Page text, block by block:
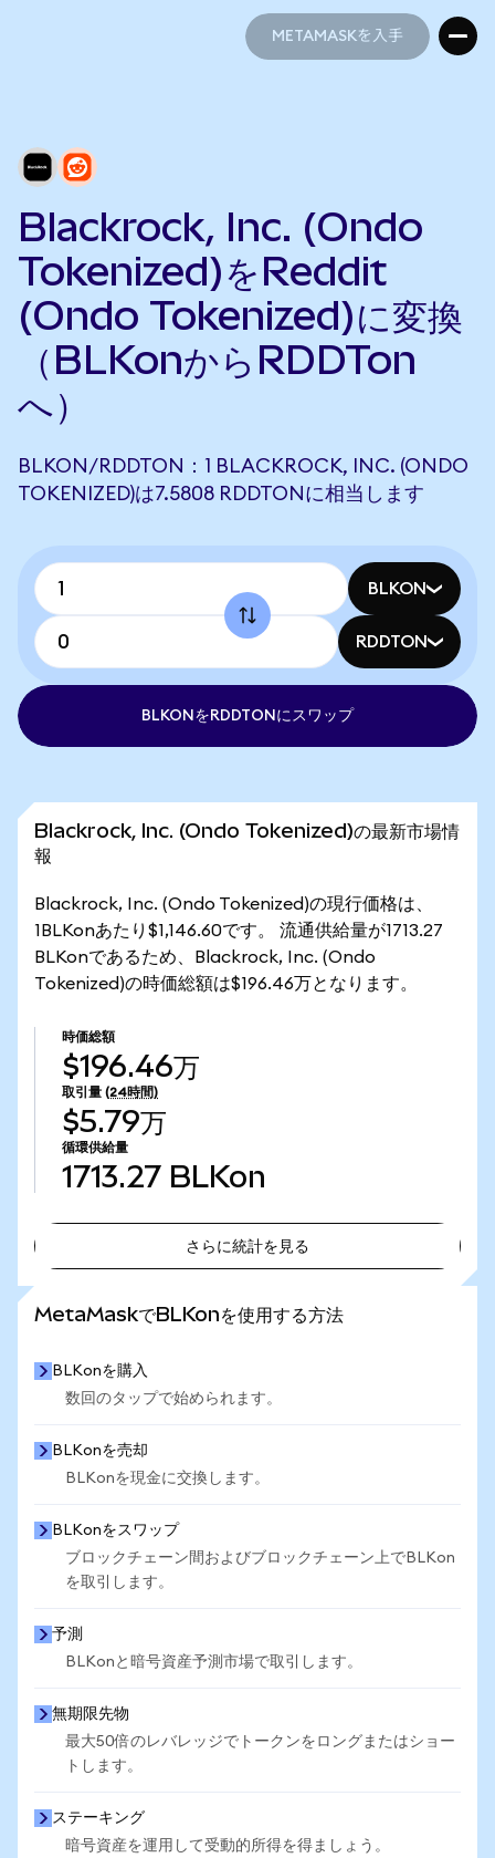
METAMASKを入手
Blackrock, Inc. (Ondo
Tokenized)をReddit
(Ondo Tokenized)に変換
（BLKonからRDDTon
へ）
BLKON/RDDTON：1 BLACKROCK, INC. (ONDO
TOKENIZED)は7.5808 RDDTONに相当します
BLKON
RDDTON
BLKONをRDDTONにスワップ
Blackrock, Inc. (Ondo Tokenized)の最新市場情
報
Blackrock, Inc. (Ondo Tokenized)の現行価格は、
1BLKonあたり$1,146.60です。 流通供給量が1713.27
BLKonであるため、Blackrock, Inc. (Ondo
Tokenized)の時価総額は$196.46万となります。
時価総額
$196.46万
取引量 (24時間)
$5.79万
循環供給量
1713.27 BLKon
さらに統計を見る
MetaMaskでBLKonを使用する方法
BLKonを購入
数回のタップで始められます。
BLKonを売却
BLKonを現金に交換します。
BLKonをスワップ
ブロックチェーン間およびブロックチェーン上でBLKon
を取引します。
予測
BLKonと暗号資産予測市場で取引します。
無期限先物
最大50倍のレバレッジでトークンをロングまたはショー
トします。
ステーキング
暗号資産を運用して受動的所得を得ましょう。